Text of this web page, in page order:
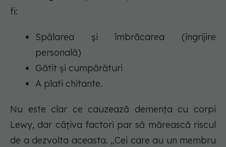
fi:
Spălarea și îmbrăcarea (îngrijire
personală)
Gătit și cumpărături
A plati chitante.
Nu este clar ce cauzează demența cu corpi
Lewy, dar câțiva factori par să mărească riscul
de a dezvolta aceasta. „Cei care au un membru